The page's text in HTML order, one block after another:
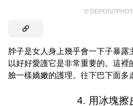
©
脖子是女人身上幾乎會一下子暴露
以好好愛護它是非常重要的。這裡
臉一樣嬌嫩的護理。往下巴下面多
4. 用冰塊擦